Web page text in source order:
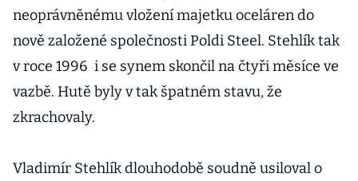
neoprávněnému vložení majetku oceláren do
nově založené společnosti Poldi Steel. Stehlík tak
v roce 1996 i se synem skončil na čtyři měsíce ve
vazbě. Hutě byly v tak špatném stavu, že
zkrachovaly.
Vladimír Stehlík dlouhodobě soudně usiloval o